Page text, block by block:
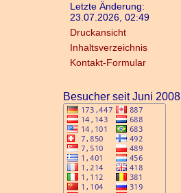
Letzte Änderung:
23.07.2026, 02:49
Druckansicht
Inhaltsverzeichnis
Kontakt-Formular
Besucher seit Juni 2008